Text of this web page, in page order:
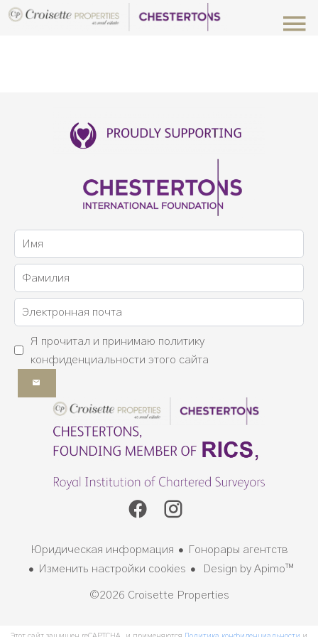
Я прочитал и принимаю политику
конфиденциальности этого сайта
Юридическая информация
Гонорары агентств
Изменить настройки cookies
Design by Apimo™
©2026 Croisette Properties